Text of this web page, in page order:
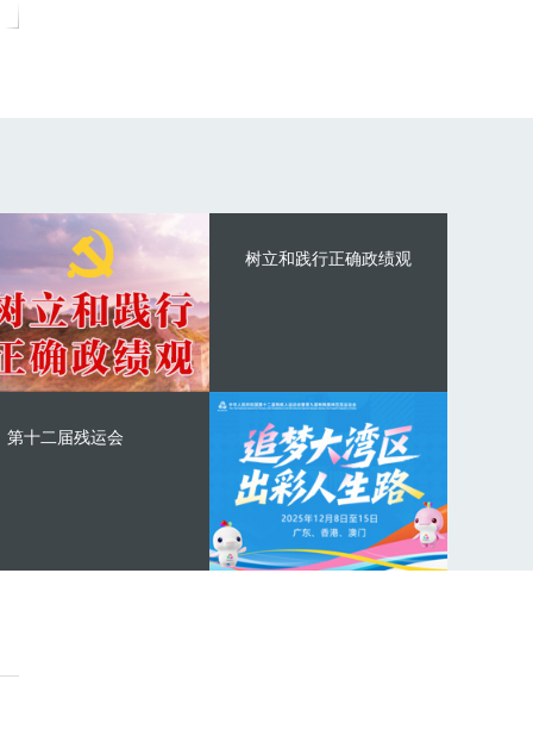
树立和践行正确政绩观
第十二届残运会